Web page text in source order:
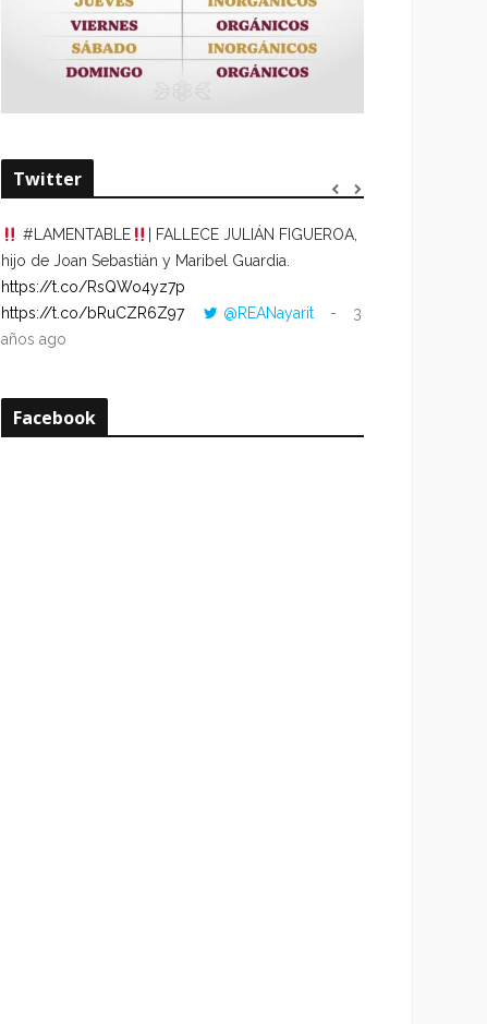
Twitter
#LAMENTABLE
| FALLECE JULIÁN FIGUEROA,
hijo de Joan Sebastián y Maribel Guardia.
https://t.co/RsQWo4yz7p
https://t.co/bRuCZR6Z97
@REANayarit
3
años ago
Facebook